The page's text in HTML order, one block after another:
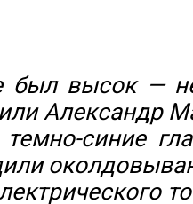
был высок —
Александр
синие